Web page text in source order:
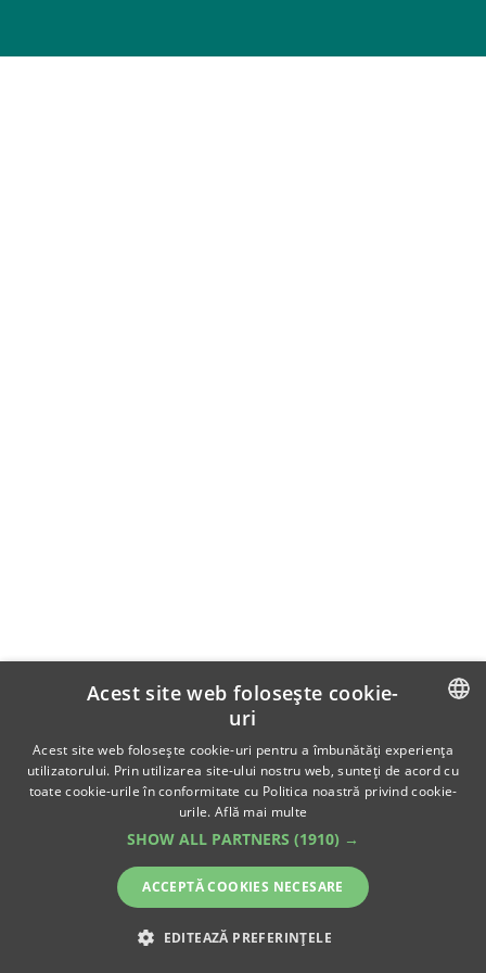
ROMANIAN
Acest site web folosește cookie-
uri
Acest site web folosește cookie-uri pentru a îmbunătăți experiența
utilizatorului. Prin utilizarea site-ului nostru web, sunteți de acord cu
toate cookie-urile în conformitate cu Politica noastră privind cookie-
urile. Află mai multe
SHOW ALL PARTNERS (1910) →
ACCEPTĂ COOKIES NECESARE
EDITEAZĂ PREFERINȚELE